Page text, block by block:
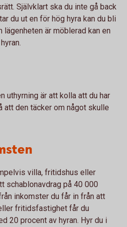
Självklart ska du inte gå back
du ut en för hög hyra kan du bli
är möblerad kan en
uthyrning är att kolla att du har
att den täcker om något skulle
villa, fritidshus eller
schablonavdrag på 40 000
inkomster du får in från att
fritidsfastighet får du
20 procent av hyran. Hyr du i